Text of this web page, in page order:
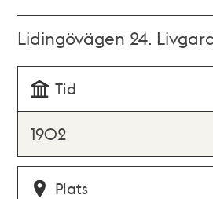
Lidingövägen 24.
Tid
1902
Plats